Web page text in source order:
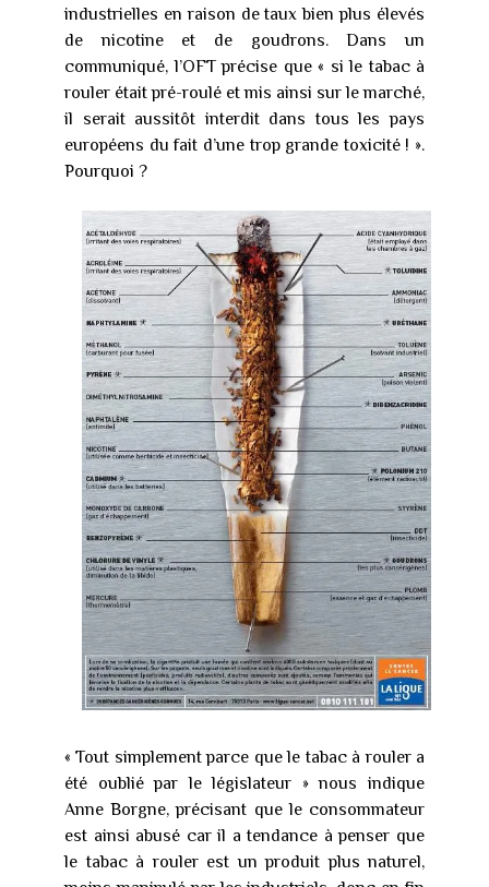
industrielles en raison de taux bien plus élevés
de nicotine et de goudrons. Dans un
communiqué, l’OFT précise que « si le tabac à
rouler était pré-roulé et mis ainsi sur le marché,
il serait aussitôt interdit dans tous les pays
européens du fait d’une trop grande toxicité ! ».
Pourquoi ?
« Tout simplement parce que le tabac à rouler a
été oublié par le législateur » nous indique
Anne Borgne, précisant que le consommateur
est ainsi abusé car il a tendance à penser que
le tabac à rouler est un produit plus naturel,